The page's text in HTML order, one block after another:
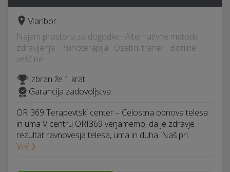
Maribor
Najem prostora za dogodke · Alternativne metode
zdravljenja · Psihoterapija · Osebni trener · Borilne
veščine
Izbran že 1 krat
Garancija zadovoljstva
ORI369 Terapevtski center – Celostna obnova telesa
in uma V centru ORI369 verjamemo, da je zdravje
rezultat ravnovesja telesa, uma in duha. Naš pri…
Več